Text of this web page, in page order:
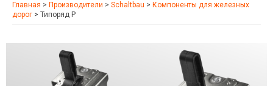
Рынки
Контакты
Главная > Производители > Schaltbau > Компоненты для железных
дорог > Типоряд P